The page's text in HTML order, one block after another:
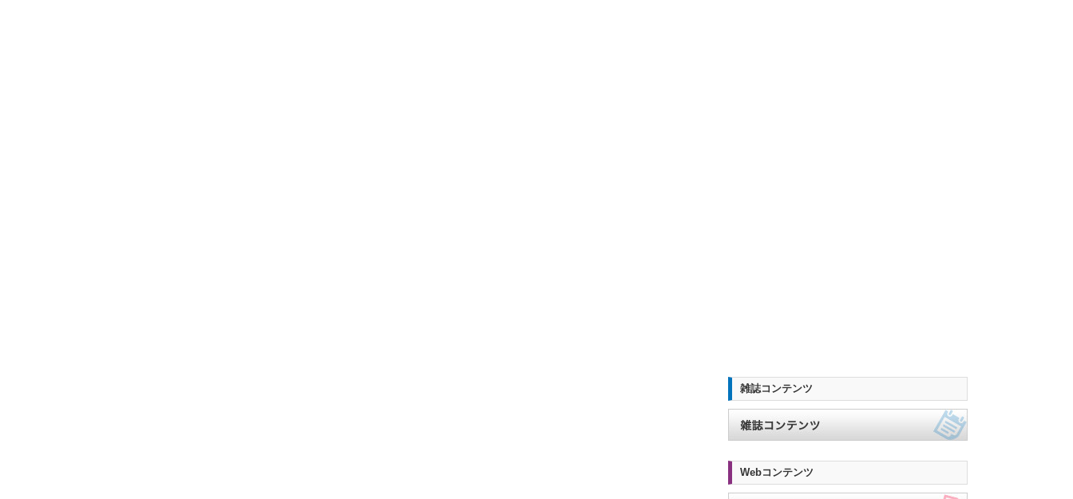
雑誌コンテンツ
Webコンテンツ